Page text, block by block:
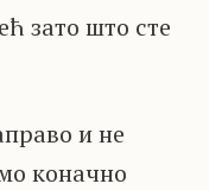
зато што сте
и не
коначно